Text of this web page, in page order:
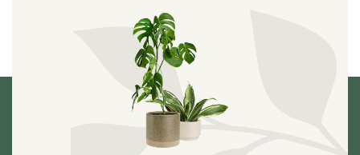
c
i
e
p
r
v
Z